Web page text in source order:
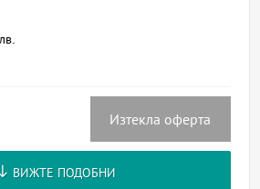
лв.
Изтекла оферта
ВИЖТЕ ПОДОБНИ